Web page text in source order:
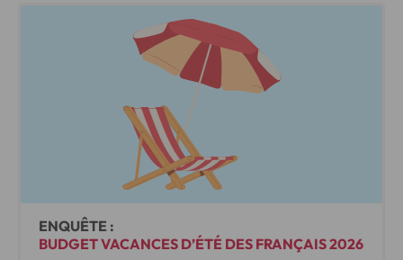
ENQUÊTE :
BUDGET VACANCES D’ÉTÉ DES FRANÇAIS 2026